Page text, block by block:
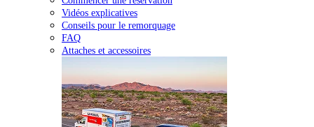
Vidéos explicatives
Conseils pour le remorquage
FAQ
Attaches et accessoires